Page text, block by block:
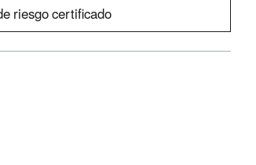
riesgo certificado